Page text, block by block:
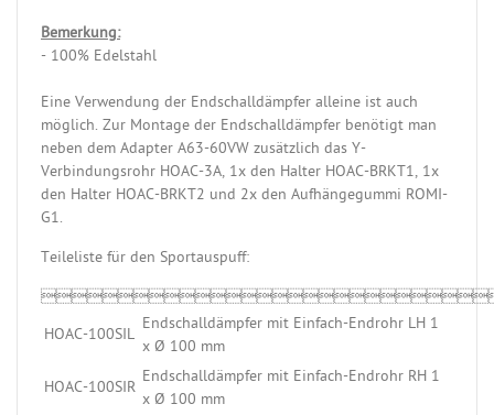
Bemerkung:
- 100% Edelstahl
Eine Verwendung der Endschalldämpfer alleine ist auch
möglich. Zur Montage der Endschalldämpfer benötigt man
neben dem Adapter A63-60VW zusätzlich das Y-
Verbindungsrohr HOAC-3A, 1x den Halter HOAC-BRKT1, 1x
den Halter HOAC-BRKT2 und 2x den Aufhängegummi ROMI-
G1.
Teileliste für den Sportauspuff:
HOAC-100SIL
Endschalldämpfer mit Einfach-Endrohr LH 1
x Ø 100 mm
HOAC-100SIR
Endschalldämpfer mit Einfach-Endrohr RH 1
x Ø 100 mm